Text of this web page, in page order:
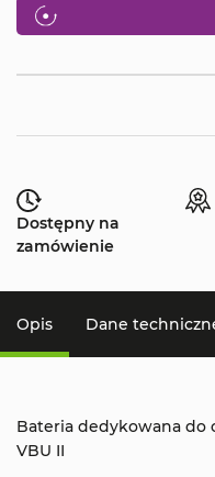
Dostępny na
zamówienie
Opis Dane
Bateria dedykowana do
VBU II